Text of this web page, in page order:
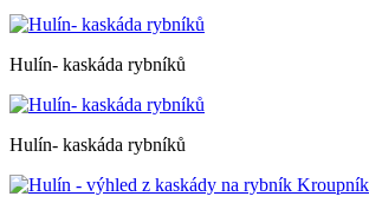
Hulín- kaskáda rybníků
Hulín- kaskáda rybníků